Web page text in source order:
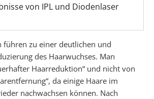
von IPL und Diodenlaser
führen zu einer deutlichen und
des Haarwuchses. Man
Haarreduktion“ und nicht von
da einige Haare im
nachwachsen können. Nach